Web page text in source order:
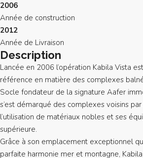
2006
Année de construction
2012
Année de Livraison
Description
Lancée en 2006 l’opération Kabila Vista
référence en matière des complexes
Socle fondateur de la signature Aafer
s’est démarqué des complexes voisins
l’utilisation de matériaux nobles et ses
supérieure.
Grâce à son emplacement exceptionnel
parfaite harmonie mer et montagne,